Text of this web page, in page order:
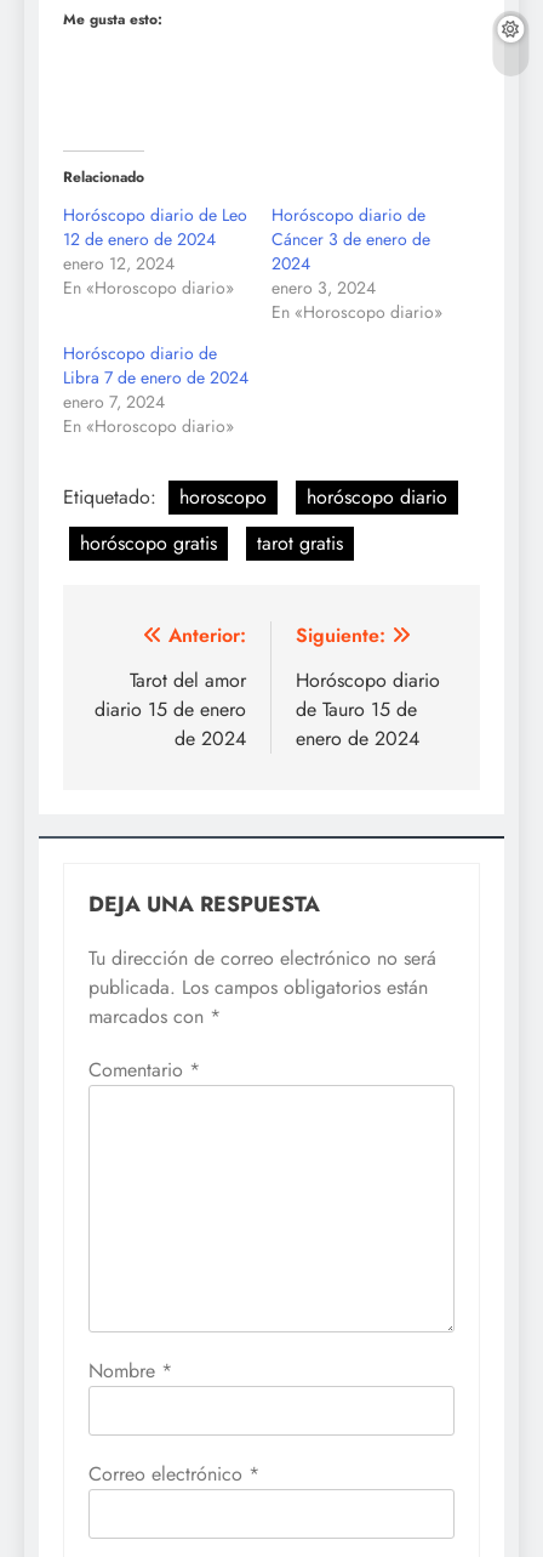
Me gusta esto:
Relacionado
Horóscopo diario de Leo
12 de enero de 2024
enero 12, 2024
En «Horoscopo diario»
Horóscopo diario de
Cáncer 3 de enero de
2024
enero 3, 2024
En «Horoscopo diario»
Horóscopo diario de
Libra 7 de enero de 2024
enero 7, 2024
En «Horoscopo diario»
Etiquetado: horoscopo
horóscopo diario
horóscopo gratis
tarot gratis
Navegación
entradas
Anterior:
Tarot del amor
diario 15 de enero
de 2024
Siguiente:
Horóscopo diario
de Tauro 15 de
enero de 2024
DEJA UNA RESPUESTA
Tu dirección de correo electrónico no será
publicada. Los campos obligatorios están
marcados con *
Comentario *
Nombre *
Correo electrónico *